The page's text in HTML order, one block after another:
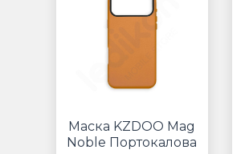
Маска KZDOO Mag
Noble Портокалова